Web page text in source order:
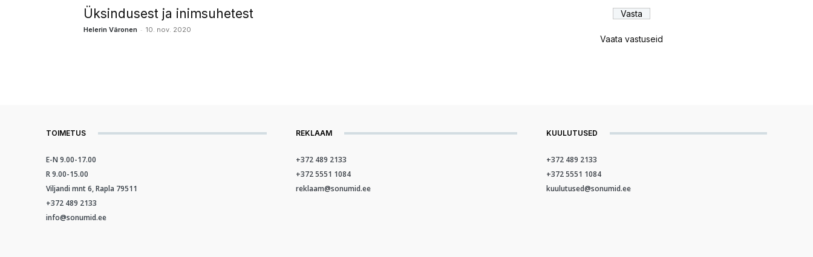
Üksindusest ja inimsuhetest
Helerin Väronen - 10. nov. 2020
Vaata vastuseid
TOIMETUS
E-N 9.00-17.00
R 9.00-15.00
Viljandi mnt 6, Rapla 79511
+372 489 2133
info@sonumid.ee
REKLAAM
+372 489 2133
+372 5551 1084
reklaam@sonumid.ee
KUULUTUSED
+372 489 2133
+372 5551 1084
kuulutused@sonumid.ee